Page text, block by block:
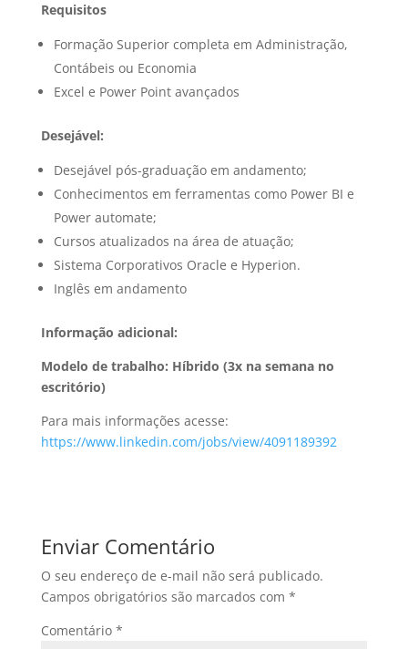
Requisitos
Formação Superior completa em Administração,
Contábeis ou Economia
Excel e Power Point avançados
Desejável:
Desejável pós-graduação em andamento;
Conhecimentos em ferramentas como Power BI e
Power automate;
Cursos atualizados na área de atuação;
Sistema Corporativos Oracle e Hyperion.
Inglês em andamento
Informação adicional:
Modelo de trabalho: Híbrido (3x na semana no
escritório)
Para mais informações acesse:
https://www.linkedin.com/jobs/view/4091189392
Enviar Comentário
O seu endereço de e-mail não será publicado.
Campos obrigatórios são marcados com *
Comentário *